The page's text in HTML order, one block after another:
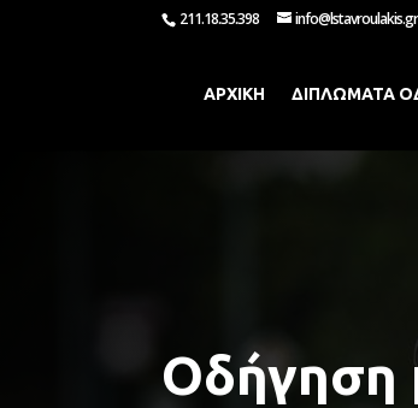
211.18.35.398 info@lstavroulakis.gr
ΑΡΧΙΚΗ ΔΙΠΛΩΜΑΤΑ
Οδήγηση